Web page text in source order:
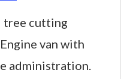
tree cutting
van with
administration.